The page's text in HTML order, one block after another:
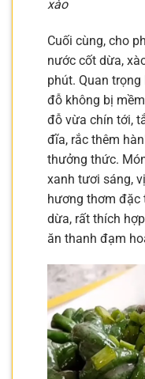
xào
Cuối cùng, cho
nước cốt dừa,
phút. Quan
đỗ không bị
đỗ vừa chín tới,
đĩa, rắc thêm
thưởng thức.
xanh tươi sáng,
hương thơm đặc
dừa, rất thích
ăn thanh đạm